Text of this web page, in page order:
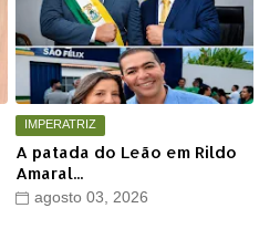
IMPERATRIZ
A patada do Leão em Rildo
Amaral...
agosto 03, 2026